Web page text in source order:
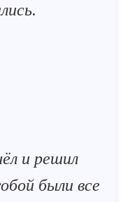
и решил
были все